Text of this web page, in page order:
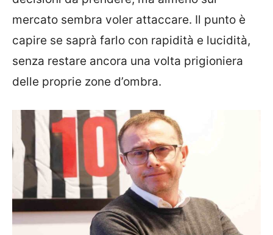
mercato sembra voler attaccare. Il punto è
capire se saprà farlo con rapidità e lucidità,
senza restare ancora una volta prigioniera
delle proprie zone d’ombra.